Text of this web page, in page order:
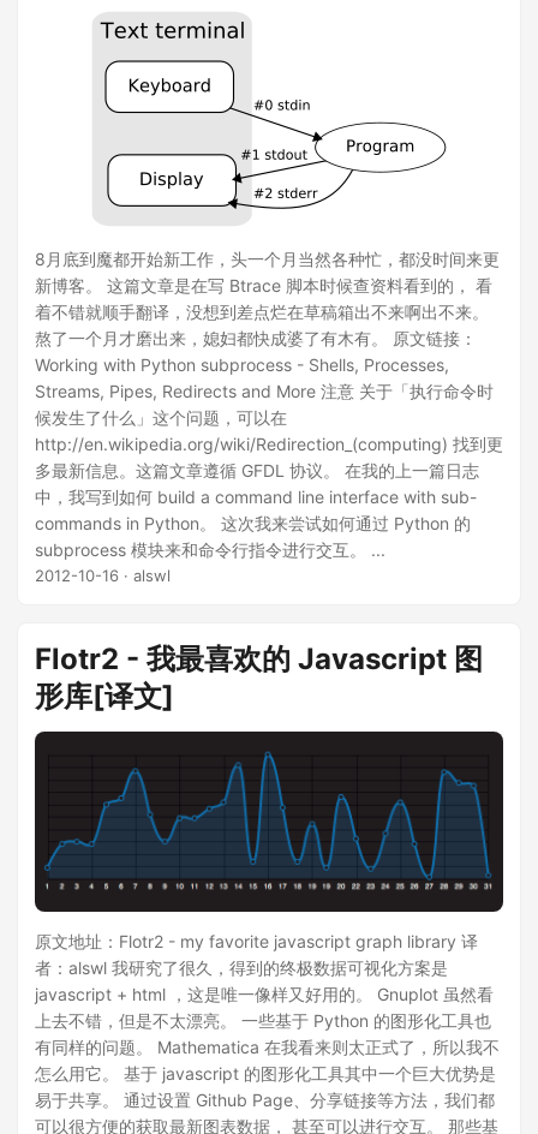
8月底到魔都开始新工作，头一个月当然各种忙，都没时间来更
新博客。 这篇文章是在写 Btrace 脚本时候查资料看到的， 看
着不错就顺手翻译，没想到差点烂在草稿箱出不来啊出不来。
熬了一个月才磨出来，媳妇都快成婆了有木有。 原文链接：
Working with Python subprocess - Shells, Processes,
Streams, Pipes, Redirects and More 注意 关于「执行命令时
候发生了什么」这个问题，可以在
http://en.wikipedia.org/wiki/Redirection_(computing) 找到更
多最新信息。这篇文章遵循 GFDL 协议。 在我的上一篇日志
中，我写到如何 build a command line interface with sub-
commands in Python。 这次我来尝试如何通过 Python 的
subprocess 模块来和命令行指令进行交互。 ...
2012-10-16 · alswl
Flotr2 - 我最喜欢的 Javascript 图
形库[译文]
原文地址：Flotr2 - my favorite javascript graph library 译
者：alswl 我研究了很久，得到的终极数据可视化方案是
javascript + html ，这是唯一像样又好用的。 Gnuplot 虽然看
上去不错，但是不太漂亮。 一些基于 Python 的图形化工具也
有同样的问题。 Mathematica 在我看来则太正式了，所以我不
怎么用它。 基于 javascript 的图形化工具其中一个巨大优势是
易于共享。 通过设置 Github Page、分享链接等方法，我们都
可以很方便的获取最新图表数据， 甚至可以进行交互。 那些基